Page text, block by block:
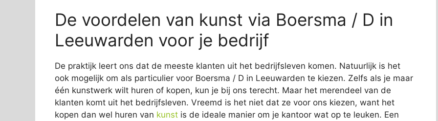
De voordelen van kunst via Boersma / D in
Leeuwarden voor je bedrijf
De praktijk leert ons dat de meeste klanten uit het bedrijfsleven komen. Natuurlijk is het
ook mogelijk om als particulier voor Boersma / D in Leeuwarden te kiezen. Zelfs als je maar
één kunstwerk wilt huren of kopen, kun je bij ons terecht. Maar het merendeel van de
klanten komt uit het bedrijfsleven. Vreemd is het niet dat ze voor ons kiezen, want het
kopen dan wel huren van kunst is de ideale manier om je kantoor wat op te leuken. Een